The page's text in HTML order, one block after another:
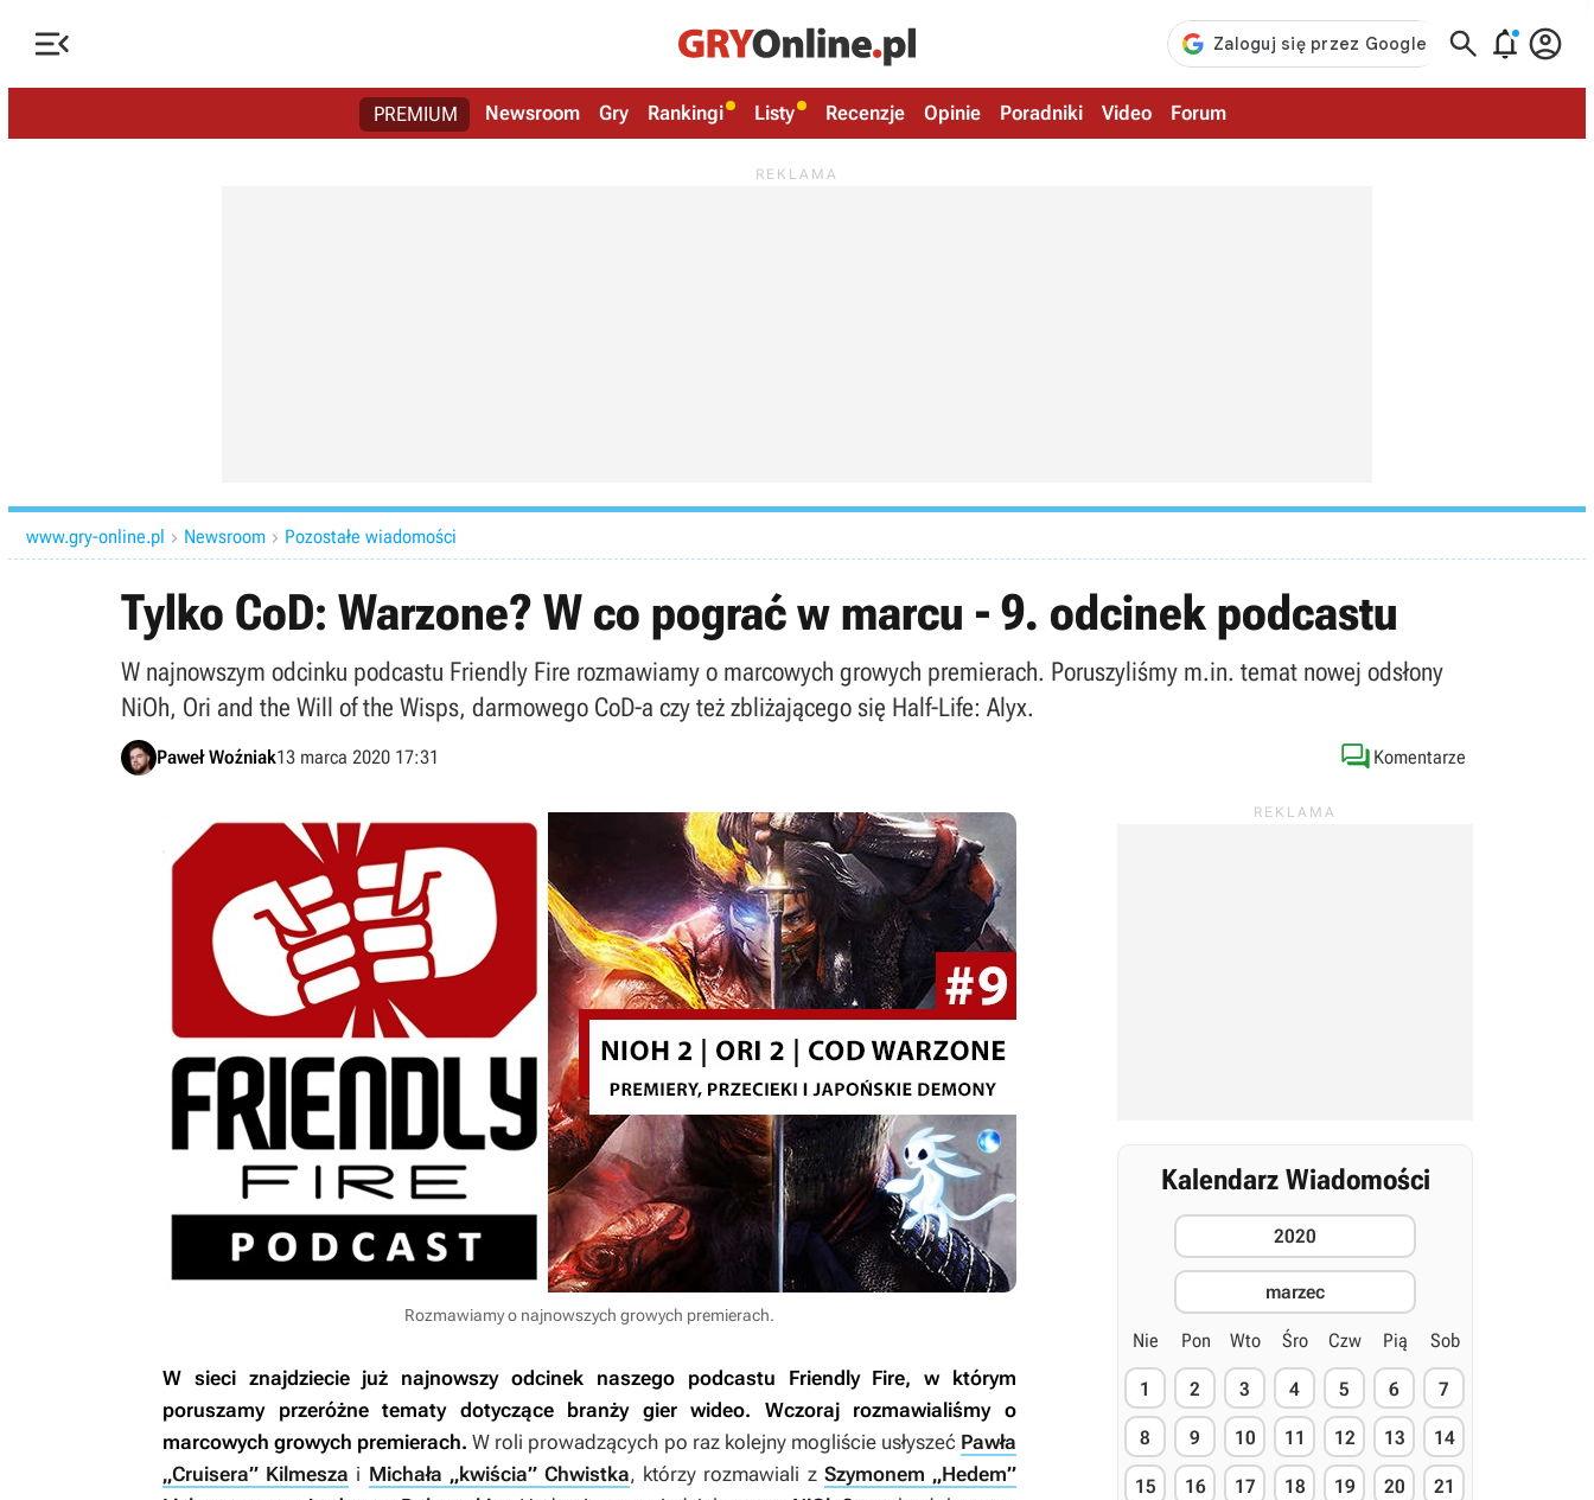
   
PREMIUM Newsroom Gry Rankingi Listy Recenzje Opinie Poradniki Video Forum
www.gry-online.pl  Newsroom  Pozostałe wiadomości
Tylko CoD: Warzone? W co pograć w marcu - 9. odcinek podcastu
W najnowszym odcinku podcastu Friendly Fire rozmawiamy o marcowych growych premierach. Poruszyliśmy m.in. temat nowej odsłony
NiOh, Ori and the Will of the Wisps, darmowego CoD-a czy też zbliżającego się Half-Life: Alyx.
Paweł Woźniak13 marca 2020 17:31  Komentarze
Rozmawiamy o najnowszych growych premierach.
W sieci znajdziecie już najnowszy odcinek naszego podcastu Friendly Fire, w którym
poruszamy przeróżne tematy dotyczące branży gier wideo. Wczoraj rozmawialiśmy o
marcowych growych premierach.W roli prowadzących po raz kolejny mogliście usłyszeć Pawła
„Cruisera” Kilmesza i Michała „kwiścia” Chwistka, którzy rozmawiali z Szymonem „Hedem”
Kalendarz Wiadomości
2020
marzec
Nie Pon Wto Śro Czw Pią Sob
1 2 3 4 5 6 7
8 9 10 11 12 13 14
15 16 17 18 19 20 21